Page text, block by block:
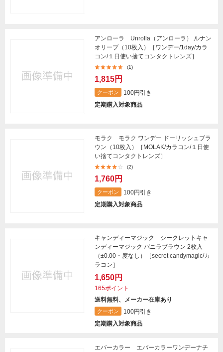
アンローラ Unrolla（アンローラ） ルナン
オリーブ（10枚入）［ワンデー/1day/カラ
コン/１日使い捨てコンタクトレンズ］
(1)
1,815円
クーポン
100円引き
定期購入対象商品
モラク モラク ワンデー ドーリッシュブラ
ウン（10枚入）［MOLAK/カラコン/１日使
い捨てコンタクトレンズ］
(2)
1,760円
クーポン
100円引き
定期購入対象商品
キャンディーマジック シークレットキャ
ンディーマジック バニラブラウン 2枚入
（±0.00・度なし）［secret candymagic/カ
ラコン］
1,650円
165ポイント
送料無料、メーカー在庫あり
クーポン
100円引き
定期購入対象商品
エバーカラー エバーカラーワンデーナチ